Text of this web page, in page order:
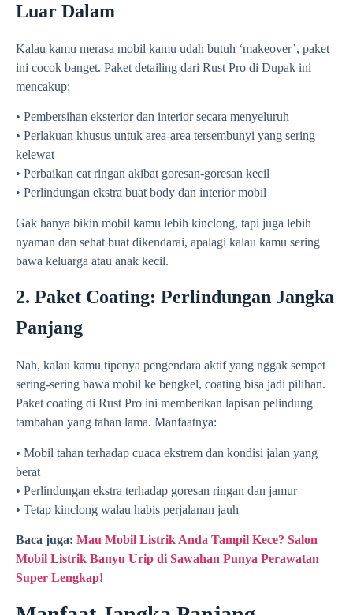
Luar Dalam
Kalau kamu merasa mobil kamu udah butuh ‘makeover’, paket
ini cocok banget. Paket detailing dari Rust Pro di Dupak ini
mencakup:
• Pembersihan eksterior dan interior secara menyeluruh
• Perlakuan khusus untuk area-area tersembunyi yang sering
kelewat
• Perbaikan cat ringan akibat goresan-goresan kecil
• Perlindungan ekstra buat body dan interior mobil
Gak hanya bikin mobil kamu lebih kinclong, tapi juga lebih
nyaman dan sehat buat dikendarai, apalagi kalau kamu sering
bawa keluarga atau anak kecil.
2. Paket Coating: Perlindungan Jangka
Panjang
Nah, kalau kamu tipenya pengendara aktif yang nggak sempet
sering-sering bawa mobil ke bengkel, coating bisa jadi pilihan.
Paket coating di Rust Pro ini memberikan lapisan pelindung
tambahan yang tahan lama. Manfaatnya:
• Mobil tahan terhadap cuaca ekstrem dan kondisi jalan yang
berat
• Perlindungan ekstra terhadap goresan ringan dan jamur
• Tetap kinclong walau habis perjalanan jauh
Baca juga: Mau Mobil Listrik Anda Tampil Kece? Salon
Mobil Listrik Banyu Urip di Sawahan Punya Perawatan
Super Lengkap!